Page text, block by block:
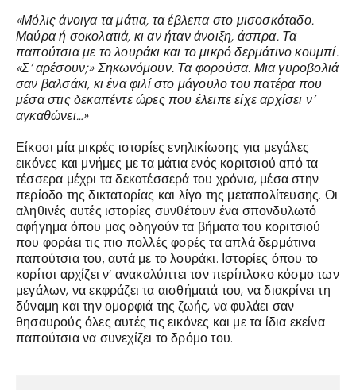
«Μόλις άνοιγα τα μάτια, τα έβλεπα στο μισοσκόταδο.
Μαύρα ή σοκολατιά, κι αν ήταν άνοιξη, άσπρα. Τα
παπούτσια με το λουράκι και το μικρό δερμάτινο κουμπί.
«Σ’ αρέσουν;» Σηκωνόμουν. Τα φορούσα. Μια γυροβολιά
σαν βαλσάκι, κι ένα φιλί στο μάγουλο του πατέρα που
μέσα στις δεκαπέντε ώρες που έλειπε είχε αρχίσει ν’
αγκαθώνει…»
Είκοσι μία μικρές ιστορίες ενηλικίωσης για μεγάλες
εικόνες και μνήμες με τα μάτια ενός κοριτσιού από τα
τέσσερα μέχρι τα δεκατέσσερά του χρόνια, μέσα στην
περίοδο της δικτατορίας και λίγο της μεταπολίτευσης. Οι
αληθινές αυτές ιστορίες συνθέτουν ένα σπονδυλωτό
αφήγημα όπου μας οδηγούν τα βήματα του κοριτσιού
που φοράει τις πιο πολλές φορές τα απλά δερμάτινα
παπούτσια του, αυτά με το λουράκι. Ιστορίες όπου το
κορίτσι αρχίζει ν’ ανακαλύπτει τον περίπλοκο κόσμο των
μεγάλων, να εκφράζει τα αισθήματά του, να διακρίνει τη
δύναμη και την ομορφιά της ζωής, να φυλάει σαν
θησαυρούς όλες αυτές τις εικόνες και με τα ίδια εκείνα
παπούτσια να συνεχίζει το δρόμο του.